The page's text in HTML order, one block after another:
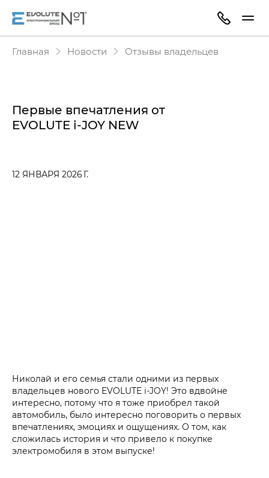
Главная Новости Отзывы владельцев
Первые впечатления от
EVOLUTE i‑JOY NEW
12 ЯНВАРЯ 2026 Г.
Николай и его семья стали одними из первых
владельцев нового EVOLUTE i‑JOY! Это вдвойне
интересно, потому что я тоже приобрел такой
автомобиль, было интересно поговорить о первых
впечатлениях, эмоциях и ощущениях. О том, как
сложилась история и что привело к покупке
электромобиля в этом выпуске!